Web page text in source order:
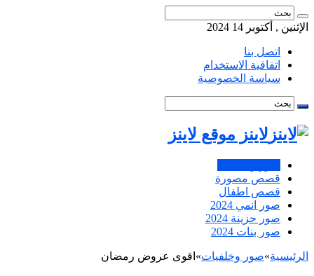
الإثنين , أكتوبر 14 2024
اتصل بنا
اتفاقية الاستخدام
سياسة الخصوصية
لاينز موقع لاينز
قصص مصورة
قصص اطفال
صور انمي 2024
صور حزينة 2024
صور بنات 2024
الرئيسية»صور وخلفيات» اقوى عروض رمضان